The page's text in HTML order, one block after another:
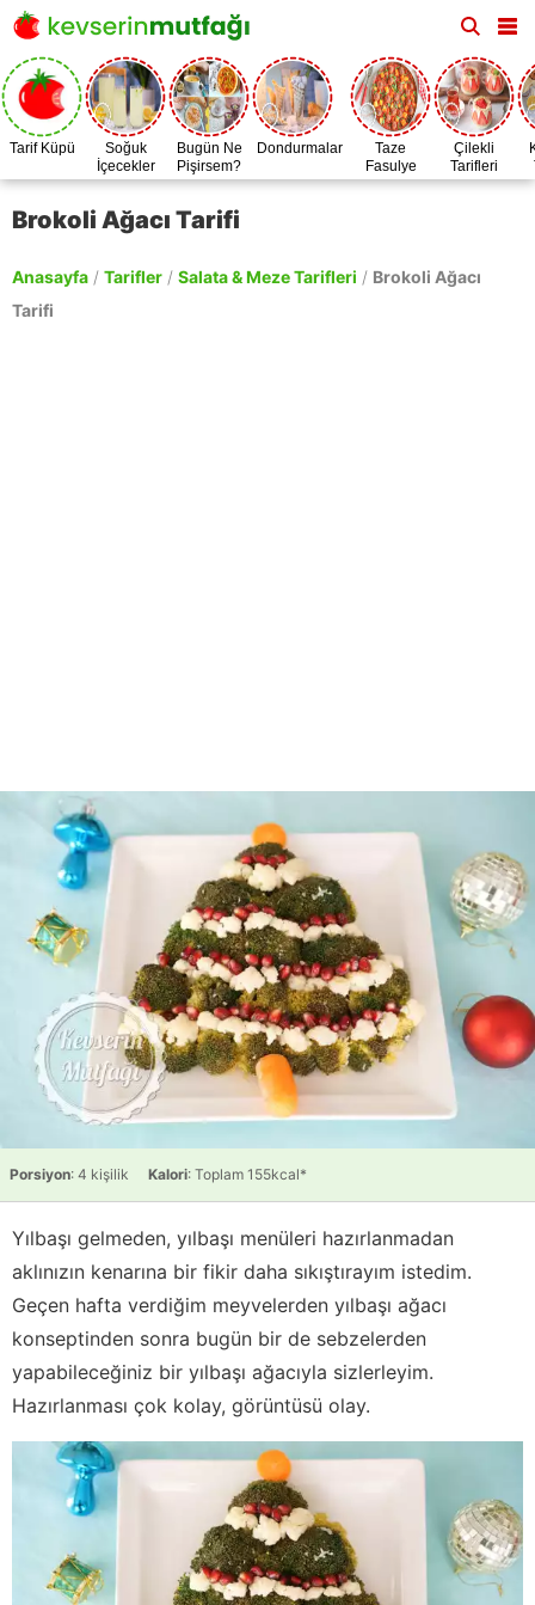
Tarif Küpü
Soğuk
İçecekler
Bugün Ne
Pişirsem?
Dondurmalar
Taze
Fasulye
Zamanı
Çilekli
Tarifleri
Brokoli Ağacı Tarifi
Anasayfa / Tarifler / Salata & Meze Tarifleri / Brokoli Ağacı
Tarifi
Porsiyon: 4 kişilik Kalori: Toplam 155kcal*
Yılbaşı gelmeden, yılbaşı menüleri hazırlanmadan
aklınızın kenarına bir fikir daha sıkıştırayım istedim.
Geçen hafta verdiğim meyvelerden yılbaşı ağacı
konseptinden sonra bugün bir de sebzelerden
yapabileceğiniz bir yılbaşı ağacıyla sizlerleyim.
Hazırlanması çok kolay, görüntüsü olay.